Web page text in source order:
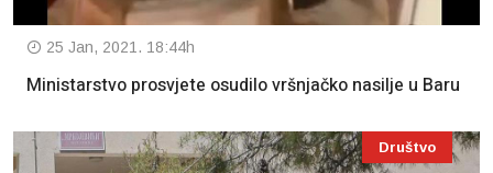
25 Jan, 2021. 18:44h
Ministarstvo prosvjete osudilo vršnjačko nasilje u Baru
Društvo